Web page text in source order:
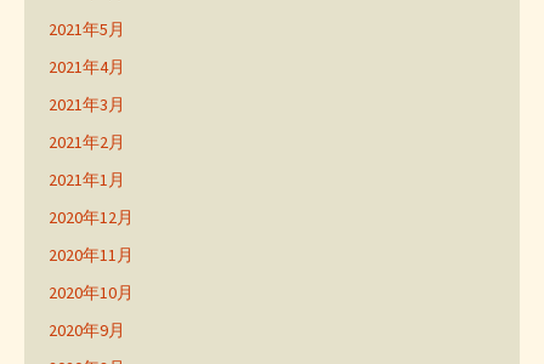
2021年5月
2021年4月
2021年3月
2021年2月
2021年1月
2020年12月
2020年11月
2020年10月
2020年9月